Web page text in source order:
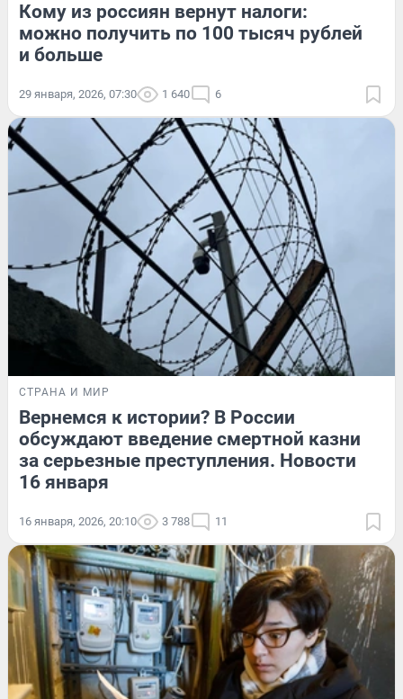
Кому из россиян вернут налоги:
можно получить по 100 тысяч рублей
и больше
29 января, 2026, 07:30 1 640 6
СТРАНА И МИР
Вернемся к истории? В России
обсуждают введение смертной казни
за серьезные преступления. Новости
16 января
16 января, 2026, 20:10 3 788 11